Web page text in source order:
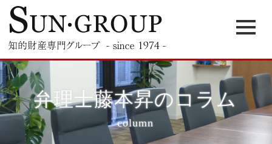
弁理士藤本昇のコラム
column